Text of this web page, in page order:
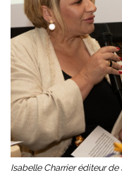
Isabelle Charrier éditeur